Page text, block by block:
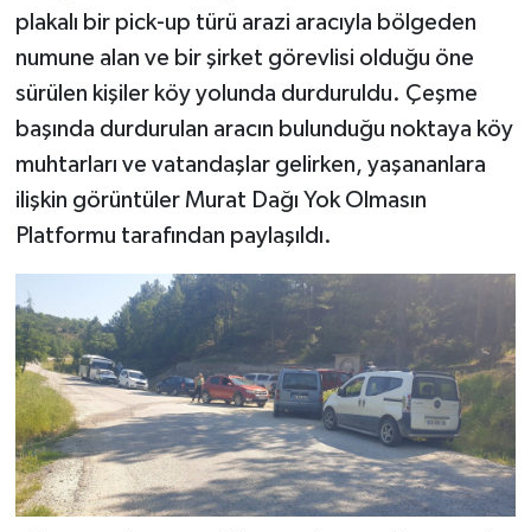
plakalı bir pick-up türü arazi aracıyla bölgeden
numune alan ve bir şirket görevlisi olduğu öne
sürülen kişiler köy yolunda durduruldu. Çeşme
başında durdurulan aracın bulunduğu noktaya köy
muhtarları ve vatandaşlar gelirken, yaşananlara
ilişkin görüntüler Murat Dağı Yok Olmasın
Platformu tarafından paylaşıldı.